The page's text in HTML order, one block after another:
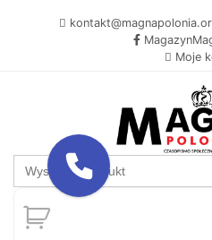
Moje
Search
for: